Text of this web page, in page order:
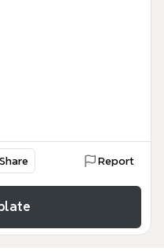
Share Report